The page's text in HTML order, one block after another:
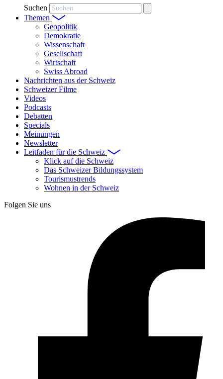
Suchen
Themen
Geopolitik
Demokratie
Wissenschaft
Gesellschaft
Wirtschaft
Swiss Abroad
Nachrichten aus der Schweiz
Schweizer Filme
Videos
Podcasts
Debatten
Specials
Meinungen
Newsletter
Leitfaden für die Schweiz
Klick auf die Schweiz
Das Schweizer Bildungssystem
Tourismustrends
Wohnen in der Schweiz
Folgen Sie uns